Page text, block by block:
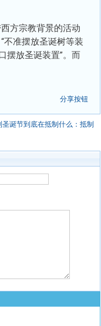
方宗教背景的活动
不准摆放圣诞树等装
摆放圣诞装置”。而
分享按钮
圣诞节到底在抵制什么：抵制